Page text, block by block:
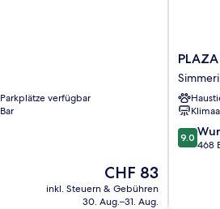
Parkplätze verfügbar
Bar
Der
Preis
beträgt
CHF 83
inkl. Steuern & Gebühren
30. Aug.–31. Aug.
PLAZA
INN
Wien
9.0
von
9.0
468